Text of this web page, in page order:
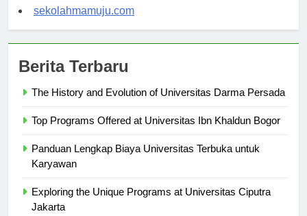
sekolahsorong.com
Panduan Lengkap Biaya Universitas Terbuka untuk
Exploring the Unique Programs at Universitas Ciputra